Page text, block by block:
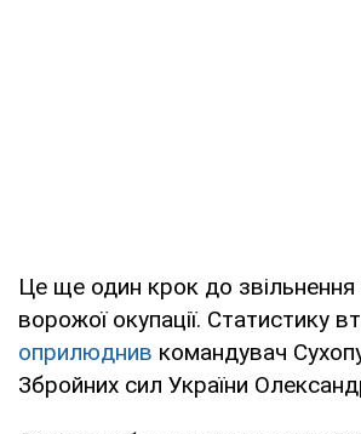
Це ще один крок до звільнення
ворожої окупації. Статистику
оприлюднив командувач
Збройних сил України